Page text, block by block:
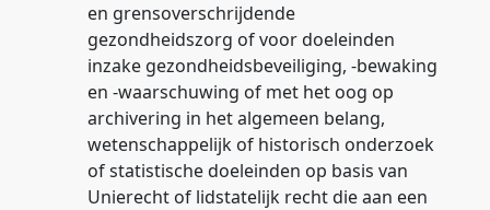
en grensoverschrijdende
gezondheidszorg of voor doeleinden
inzake gezondheidsbeveiliging, -bewaking
en -waarschuwing of met het oog op
archivering in het algemeen belang,
wetenschappelijk of historisch onderzoek
of statistische doeleinden op basis van
Unierecht of lidstatelijk recht die aan een